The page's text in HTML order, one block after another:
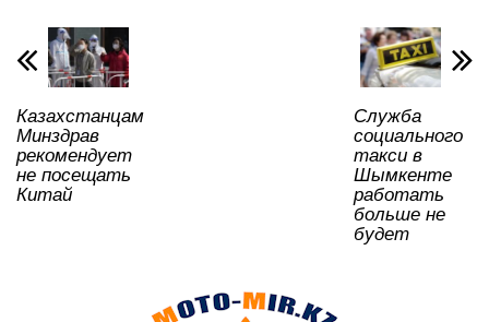
p
p
o
o
k
и
ть
Казахстанцам
Минздрав
рекомендует
не посещать
Китай
Служба
социального
такси в
Шымкенте
работать
больше не
будет